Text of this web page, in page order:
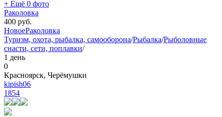
+ Ещё 0 фото
Раколовка
400 руб.
НовоеРаколовка
Туризм, охота, рыбалка, самооборона/Рыбалка/Рыболовные
снасти, сети, поплавки/
1 день
0
Красноярск, Черёмушки
kipish06
1854